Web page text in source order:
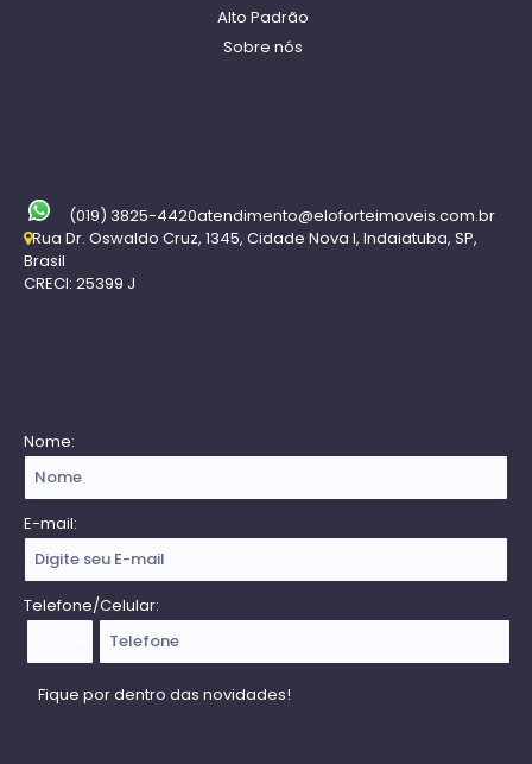
Alto Padrão
Sobre nós
(019) 3825-4420atendimento@eloforteimoveis.com.br
Rua Dr. Oswaldo Cruz, 1345, Cidade Nova I, Indaiatuba, SP,
Brasil
CRECI: 25399 J
Nome:
E-mail:
Telefone/Celular: